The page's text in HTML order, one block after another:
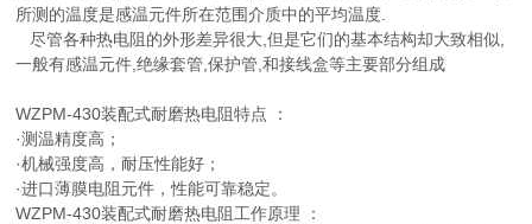
所测的温度是感温元件所在范围介质中的平均温度.
尽管各种热电阻的外形差异很大,但是它们的基本结构却大致相似,
一般有感温元件,绝缘套管,保护管,和接线盒等主要部分组成
WZPM-430装配式耐磨热电阻特点 ：
·测温精度高；
·机械强度高，耐压性能好；
·进口薄膜电阻元件，性能可靠稳定。
WZPM-430装配式耐磨热电阻工作原理 ：